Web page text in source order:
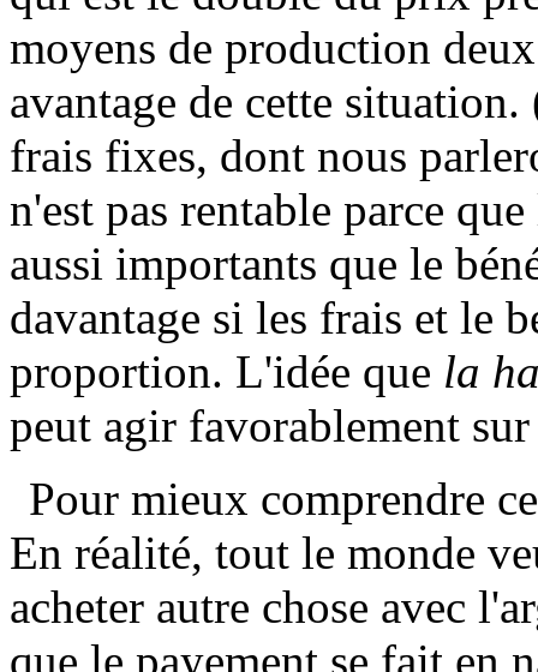
moyens de production
avantage de cette
frais fixes, dont nous
n'est pas rentable parce
aussi importants que le
davantage si les frais et le
proportion. L'idée que la
peut agir favorablement
Pour mieux comprendre
En réalité, tout le monde
acheter autre chose avec
que le payement se fait en